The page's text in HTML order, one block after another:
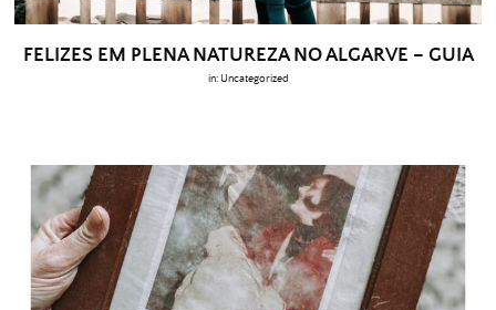
FELIZES EM PLENA NATUREZA NO ALGARVE – GUIA
in: Uncategorized